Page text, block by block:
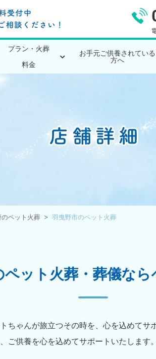
プラン・火葬
料金
お手元ご供養されている
方へ
のペット火葬 羽曳野市のペット火葬
ペット火葬・葬儀なら
ちゃんが旅立つその時を、心を込めて
ご供養を心を込めてサポートいたします。